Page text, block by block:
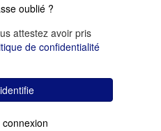
oublié ?
attestez avoir pris
de confidentialité